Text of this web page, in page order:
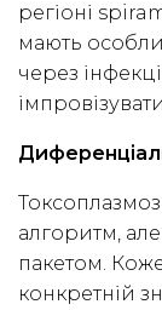
регіоні
мають
через
алгоритм,
пакетом.
конкретній